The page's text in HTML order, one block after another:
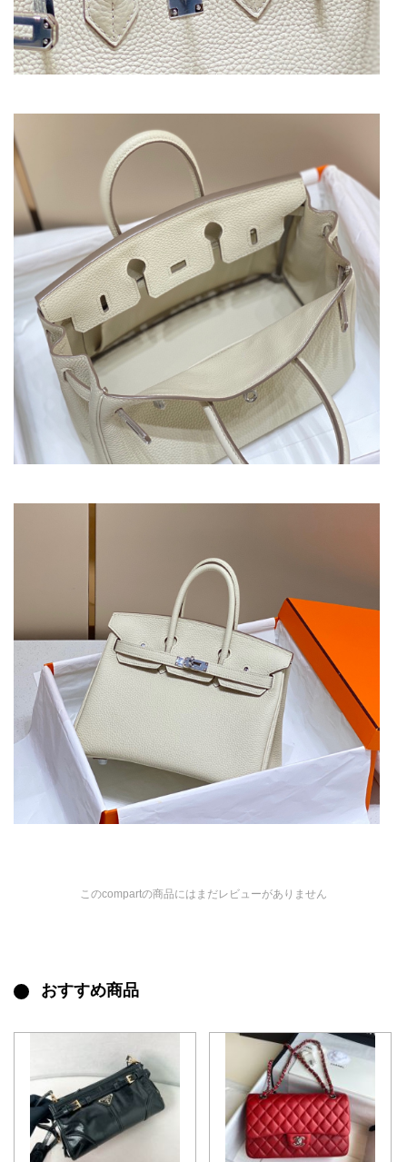
このcompartの商品にはまだレビューがありません
おすすめ商品